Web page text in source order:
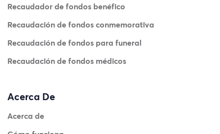
Recaudador de fondos benéfico
Recaudación de fondos conmemorativa
Recaudación de fondos para funeral
Recaudación de fondos médicos
Acerca De
Acerca de